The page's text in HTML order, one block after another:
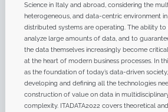
Science in Italy and abroad, considering the
heterogeneous, and data-centric environment
distributed systems are operating. The ability
analyze large amounts of data, and to
the data themselves increasingly become
at the heart of modern business processes. In
as the foundation of today’s data-driven
developing and defining all the technologies
construction of value on data in
complexity. ITADATA2022 covers theoretical